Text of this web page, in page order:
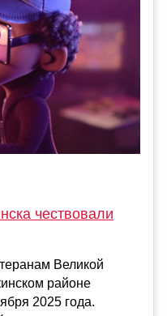
чествовали
Великой
районе
2025 года.